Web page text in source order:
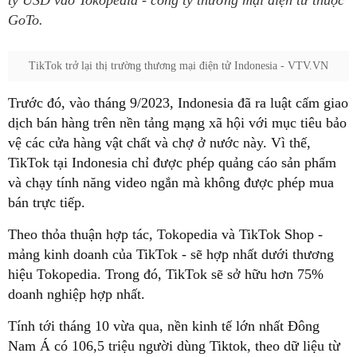
GoTo.
TikTok trở lại thị trường thương mại điện tử Indonesia - VTV.VN
Trước đó, vào tháng 9/2023, Indonesia đã ra luật cấm giao
dịch bán hàng trên nền tảng mạng xã hội với mục tiêu bảo
vệ các cửa hàng vật chất và chợ ở nước này. Vì thế,
TikTok tại Indonesia chỉ được phép quảng cáo sản phẩm
và chạy tính năng video ngắn mà không được phép mua
bán trực tiếp.
Theo thỏa thuận hợp tác, Tokopedia và TikTok Shop -
mảng kinh doanh của TikTok - sẽ hợp nhất dưới thương
hiệu Tokopedia. Trong đó, TikTok sẽ sở hữu hơn 75%
doanh nghiệp hợp nhất.
Tính tới tháng 10 vừa qua, nền kinh tế lớn nhất Đông
Nam Á có 106,5 triệu người dùng Tiktok, theo dữ liệu từ